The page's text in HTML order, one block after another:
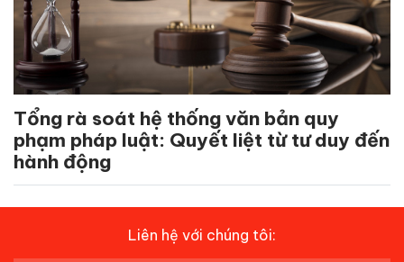
Tổng rà soát hệ thống văn bản quy
phạm pháp luật: Quyết liệt từ tư duy đến
hành động
Liên hệ với chúng tôi: